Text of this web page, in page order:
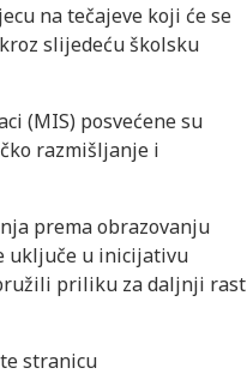
na tečajeve koji će se
kroz slijedeću školsku
(MIS) posvećene su
razmišljanje i
prema obrazovanju
uključe u inicijativu
priliku za daljnji rast
stranicu